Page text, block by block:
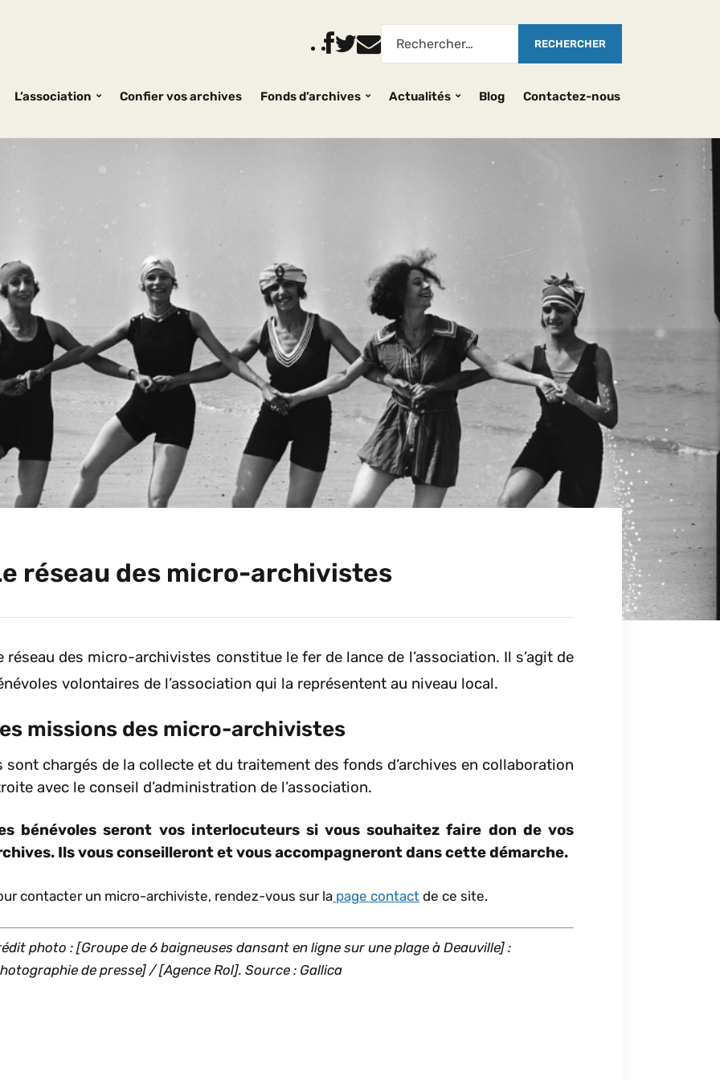
L’association Confier vos archives Fonds d’archives Actualités Blog Contactez-nous
réseau des micro-archivistes
réseau des micro-archivistes constitue le fer de lance de l’association. Il s’agit de
volontaires de l’association qui la représentent au niveau local.
missions des micro-archivistes
sont chargés de la collecte et du traitement des fonds d’archives en collaboration
avec le conseil d’administration de l’association.
bénévoles seront vos interlocuteurs si vous souhaitez faire don de vos
Ils vous conseilleront et vous accompagneront dans cette démarche.
contacter un micro-archiviste, rendez-vous sur la page contact de ce site.
photo : [Groupe de 6 baigneuses dansant en ligne sur une plage à Deauville] :
de presse] / [Agence Rol]. Source : Gallica